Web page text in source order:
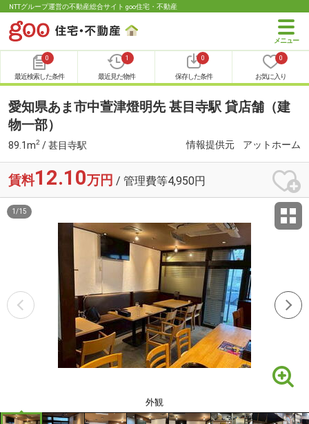
NTTグループ運営の不動産総合サイト goo住宅・不動産
0
最近検索した条件
1
最近見た物件
0
保存した条件
0
お気に入り
愛知県あま市中萱津燈明先 甚目寺駅 貸店舗（建
物一部）
89.1m2 / 甚目寺駅 情報提供元 アットホーム
賃料12.10万円 / 管理費等4,950円
外観
1 /15